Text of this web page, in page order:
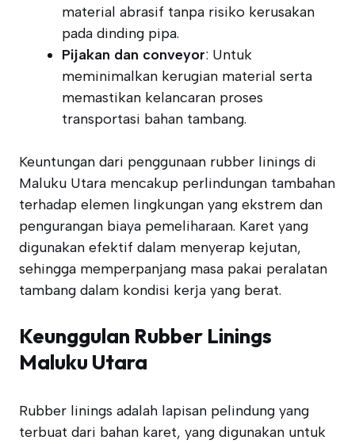
material abrasif tanpa risiko kerusakan
pada dinding pipa.
Pijakan dan conveyor: Untuk
meminimalkan kerugian material serta
memastikan kelancaran proses
transportasi bahan tambang.
Keuntungan dari penggunaan rubber linings di
Maluku Utara mencakup perlindungan tambahan
terhadap elemen lingkungan yang ekstrem dan
pengurangan biaya pemeliharaan. Karet yang
digunakan efektif dalam menyerap kejutan,
sehingga memperpanjang masa pakai peralatan
tambang dalam kondisi kerja yang berat.
Keunggulan Rubber Linings
Maluku Utara
Rubber linings adalah lapisan pelindung yang
terbuat dari bahan karet, yang digunakan untuk